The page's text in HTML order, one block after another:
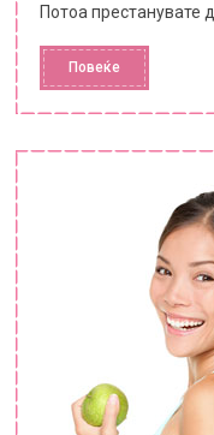
Потоа престанувате
Повеќе